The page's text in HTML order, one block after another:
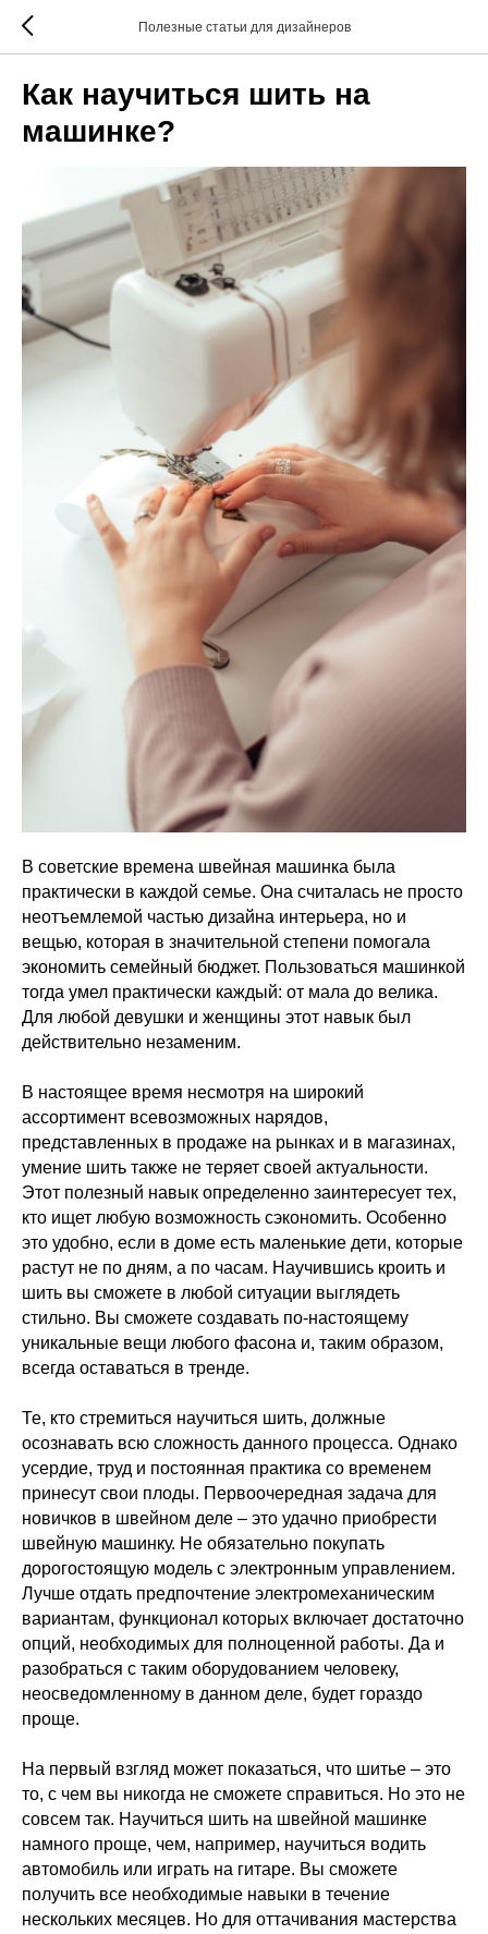
Полезные статьи для дизайнеров
Как научиться шить на
машинке?
В советские времена швейная машинка была
практически в каждой семье. Она считалась не просто
неотъемлемой частью дизайна интерьера, но и
вещью, которая в значительной степени помогала
экономить семейный бюджет. Пользоваться машинкой
тогда умел практически каждый: от мала до велика.
Для любой девушки и женщины этот навык был
действительно незаменим.
В настоящее время несмотря на широкий
ассортимент всевозможных нарядов,
представленных в продаже на рынках и в магазинах,
умение шить также не теряет своей актуальности.
Этот полезный навык определенно заинтересует тех,
кто ищет любую возможность сэкономить. Особенно
это удобно, если в доме есть маленькие дети, которые
растут не по дням, а по часам. Научившись кроить и
шить вы сможете в любой ситуации выглядеть
стильно. Вы сможете создавать по-настоящему
уникальные вещи любого фасона и, таким образом,
всегда оставаться в тренде.
Те, кто стремиться научиться шить, должные
осознавать всю сложность данного процесса. Однако
усердие, труд и постоянная практика со временем
принесут свои плоды. Первоочередная задача для
новичков в швейном деле – это удачно приобрести
швейную машинку. Не обязательно покупать
дорогостоящую модель с электронным управлением.
Лучше отдать предпочтение электромеханическим
вариантам, функционал которых включает достаточно
опций, необходимых для полноценной работы. Да и
разобраться с таким оборудованием человеку,
неосведомленному в данном деле, будет гораздо
проще.
На первый взгляд может показаться, что шитье – это
то, с чем вы никогда не сможете справиться. Но это не
совсем так. Научиться шить на швейной машинке
намного проще, чем, например, научиться водить
автомобиль или играть на гитаре. Вы сможете
получить все необходимые навыки в течение
нескольких месяцев. Но для оттачивания мастерства